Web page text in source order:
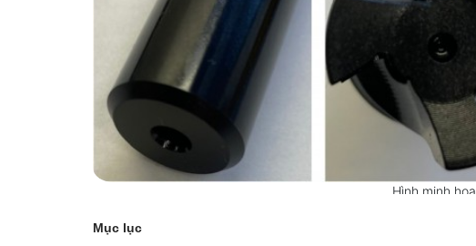
Hình minh họa
Mục lục